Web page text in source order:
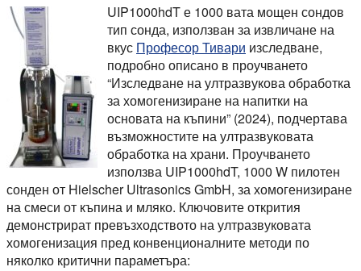
UIP1000hdT е 1000 вата мощен сондов
тип сонда, използван за извличане на
вкус Професор Тивари изследване,
подробно описано в проучването
“Изследване на ултразвукова обработка
за хомогенизиране на напитки на
основата на къпини” (2024), подчертава
възможностите на ултразвуковата
обработка на храни. Проучването
използва UIP1000hdT, 1000 W пилотен
сонден от Hielscher Ultrasonics GmbH, за хомогенизиране
на смеси от къпина и мляко. Ключовите открития
демонстрират превъзходството на ултразвуковата
хомогенизация пред конвенционалните методи по
няколко критични параметъра: